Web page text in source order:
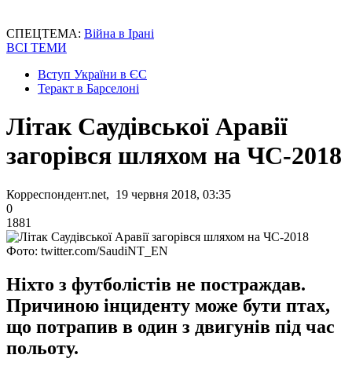
СПЕЦТЕМА: Війна в Ірані
ВСІ ТЕМИ
Вступ України в ЄС
Теракт в Барселоні
Літак Саудівської Аравії
загорівся шляхом на ЧС-2018
Корреспондент.net, 19 червня 2018, 03:35
0
1881
Фото: twitter.com/SaudiNT_EN
Ніхто з футболістів не постраждав.
Причиною інциденту може бути птах,
що потрапив в один з двигунів під час
польоту.